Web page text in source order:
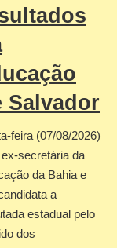
Salvador
feira (07/08/2026)
secretária da
da Bahia e
a
estadual pelo
dos